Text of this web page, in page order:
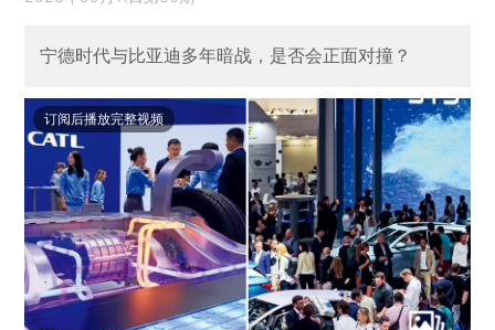
宁德时代与比亚迪多年暗战，是否会正面对撞？
订阅后播放完整视频